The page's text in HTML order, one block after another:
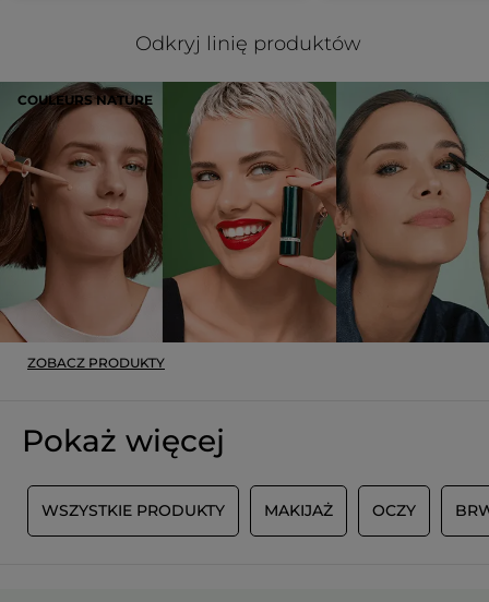
Odkryj linię produktów
COULEURS NATURE
ZOBACZ PRODUKTY
Pokaż więcej
WSZYSTKIE PRODUKTY MAKIJAŻ OCZY